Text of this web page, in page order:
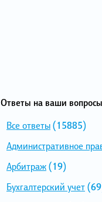
Ответы на ваши
Все ответы(15885)
Административное
Арбитраж(19)
Бухгалтерский учет